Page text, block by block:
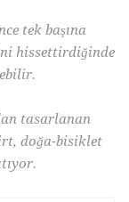
tek başına
hissettirdiğinde
tasarlanan
doğa-bisiklet